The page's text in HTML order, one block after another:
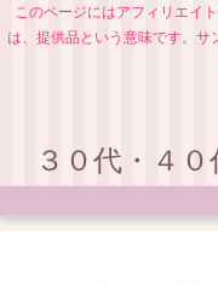
このページにはアフィリエイ
は、提供品という意味です。サ
３０代・４